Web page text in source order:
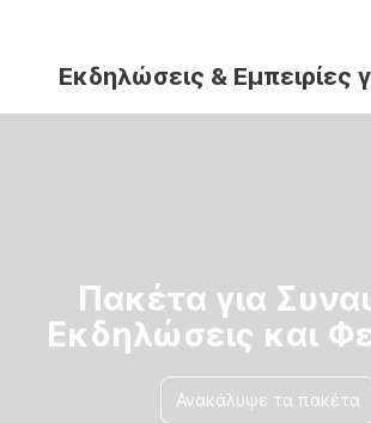
Εκδηλώσεις & Εμπειρίες
Πακέτα για
Εκδηλώσεις και
Ανακάλυψε τα πακέτα